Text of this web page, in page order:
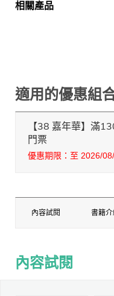
相關產品
適用的優惠組
【38 嘉年華】滿
門票
優惠期限：至 2026/
內容試閱 書籍介
內容試閱